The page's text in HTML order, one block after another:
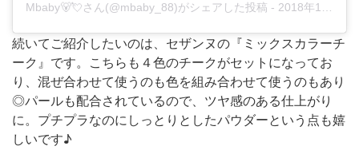
Mbaby🐻💘さん(@mbaby_88)がシェアした投稿 - 2018年12月月11日午後3時25分PST
続いてご紹介したいのは、セザンヌの『ミックスカラーチ
ーク』です。こちらも４色のチークがセットになってお
り、混ぜ合わせて使うのも色を組み合わせて使うのもあり
◎パールも配合されているので、ツヤ感のある仕上がり
に。プチプラなのにしっとりとしたパウダーという点も嬉
しいです♪